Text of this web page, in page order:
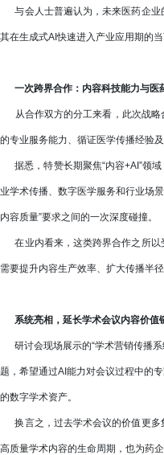
与会人士普遍认为，未来医药企业
其在生成式AI快速进入产业应用期的
一次跨界合作：内容科技能力与医
从合作双方的分工来看，此次战略
的专业服务能力、循证医学传播经验
据悉，特赞长期聚焦“内容+AI”领域
业学术传播、数字医学服务和行业场
内容质量”要求之间的一次深度碰撞。
在业内看来，这类跨界合作之所以
需要提升内容生产效率、扩大传播半
系统亮相，延长学术会议内容价值
研讨会现场展示的“学术营销传播系
题，希望通过AI能力对会议过程中的
的数字学术资产。
换言之，过去学术会议的价值更多
高质量学术内容的生命周期，也为药